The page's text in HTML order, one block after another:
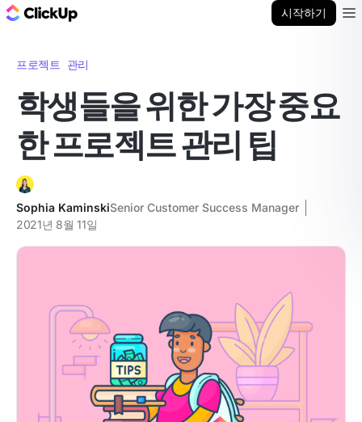
시작하기
프로젝트 관리
학생들을 위한 가장 중요
한 프로젝트 관리 팁
Sophia KaminskiSenior Customer Success Manager
2021년 8월 11일